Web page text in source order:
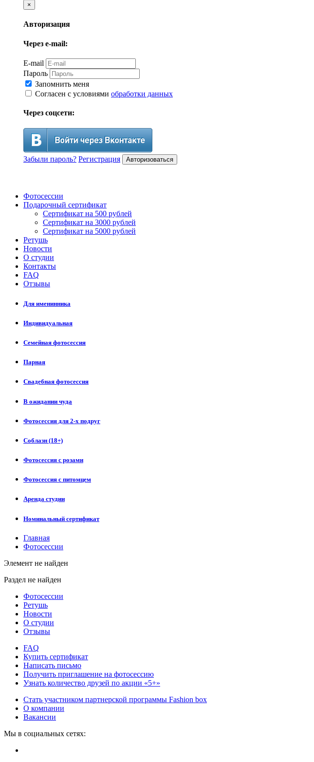
×
Авторизация
Через e-mail:
E-mail
Пароль
Запомнить меня
Согласен с условиями обработки данных
Через соцсети:
Забыли пароль? Регистрация Авторизоваться
Фотосессии
Подарочный сертификат
Сертификат на 500 рублей
Сертификат на 3000 рублей
Сертификат на 5000 рублей
Ретушь
Новости
О студии
Контакты
FAQ
Отзывы
Для именинника
Индивидуальная
Семейная фотосессия
Парная
Свадебная фотосессия
В ожидании чуда
Фотосессия для 2-х подруг
Соблазн (18+)
Фотосессия с розами
Фотосессия с питомцем
Аренда студии
Номинальный сертификат
Главная
Фотосессии
Элемент не найден
Раздел не найден
Фотосессии
Ретушь
Новости
О студии
Отзывы
FAQ
Купить сертификат
Написать письмо
Получить приглашение на фотосессию
Узнать количество друзей по акции «5+»
Стать участником партнерской программы Fashion box
О компании
Вакансии
Мы в социальных сетях: